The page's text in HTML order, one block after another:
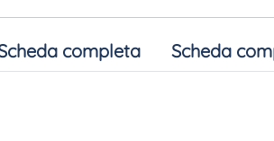
completa Scheda